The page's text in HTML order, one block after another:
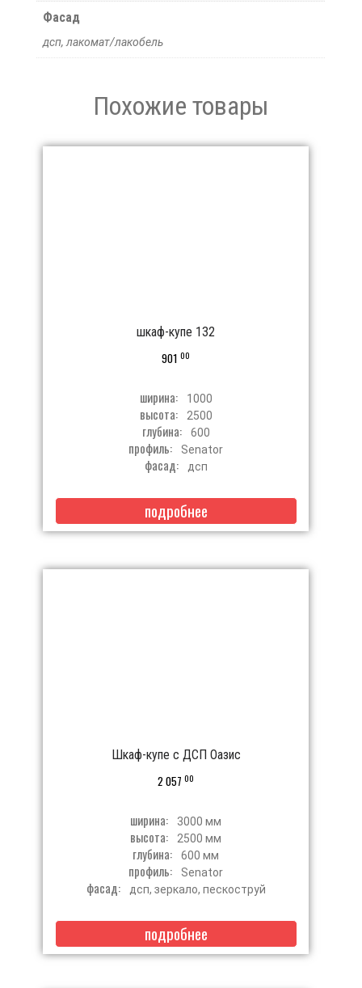
Фасад
дсп, лакомат/лакобель
Похожие товары
шкаф-купе 132
90100
ширина: 1000
высота: 2500
глубина: 600
профиль: Senator
фасад: дсп
подробнее
Шкаф-купе с ДСП Оазис
2 05700
ширина: 3000 мм
высота: 2500 мм
глубина: 600 мм
профиль: Senator
фасад: дсп, зеркало, пескоструй
подробнее